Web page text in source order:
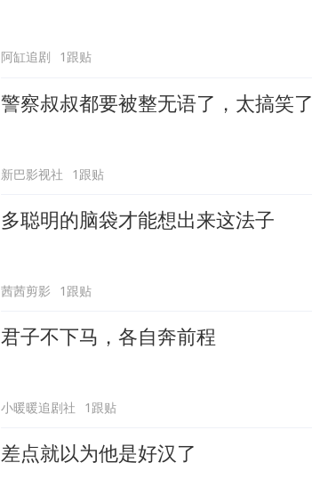
阿缸追剧 1跟贴
警察叔叔都要被整无语了，太搞笑了
新巴影视社 1跟贴
多聪明的脑袋才能想出来这法子
茜茜剪影 1跟贴
君子不下马，各自奔前程
小暖暖追剧社 1跟贴
差点就以为他是好汉了